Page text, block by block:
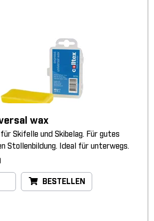
wax
Skifelle und Skibelag. Für gutes
Stollenbildung. Ideal für unterwegs.
BESTELLEN